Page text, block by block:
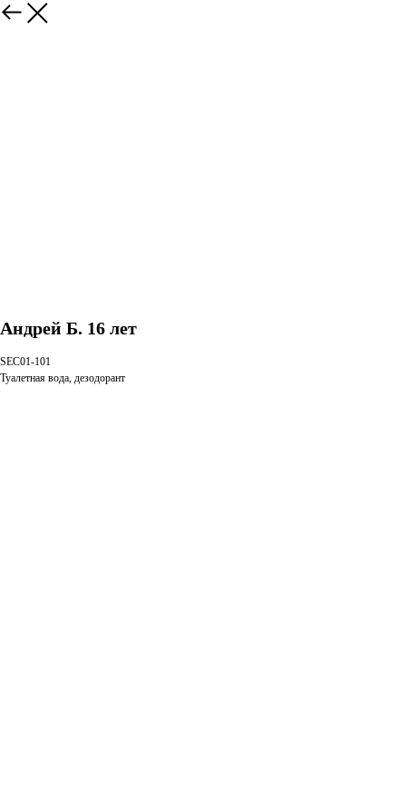
Андрей Б. 16 лет
SEC01-101
Туалетная вода, дезодорант